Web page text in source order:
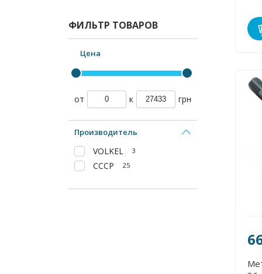
ФИЛЬТР ТОВАРОВ
Цена
от к грн
Производитель
VOLKEL 3
СССР 25